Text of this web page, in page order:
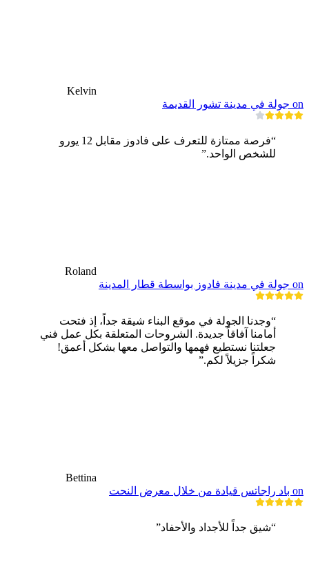
Kelvin
on جولة في مدينة تشور القديمة
“فرصة ممتازة للتعرف على فادوز مقابل 12 يورو
للشخص الواحد.”
Roland
on جولة في مدينة فادوز بواسطة قطار المدينة
“وجدنا الجولة في موقع البناء شيقة جداً، إذ فتحت
أمامنا آفاقاً جديدة. الشروحات المتعلقة بكل عمل فني
جعلتنا نستطيع فهمها والتواصل معها بشكل أعمق!
شكراً جزيلاً لكم.”
Bettina
on باد راجاتس قيادة من خلال معرض النحت
“شيق جداً للأجداد والأحفاد”